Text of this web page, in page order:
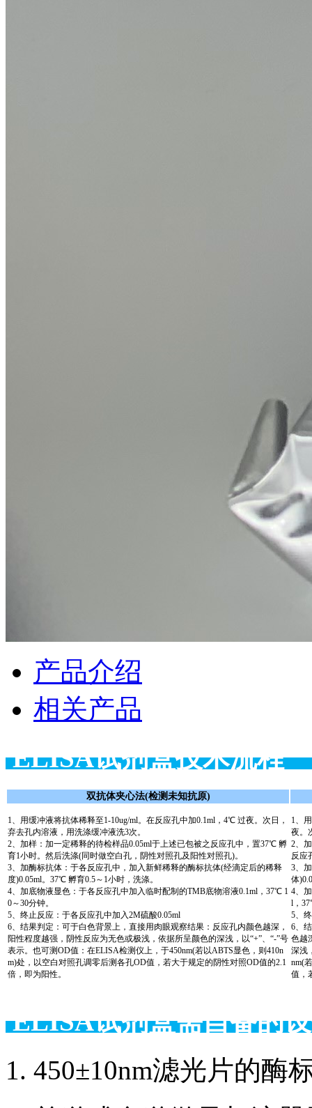
产品介绍
相关产品
ELISA试剂盒技
双抗体夹心法(检测未知抗原)
1、用缓冲液将抗体稀释至1-10ug/ml。在反应孔中加0.1ml，4℃ 过夜。次日，
弃去孔内溶液，用洗涤缓冲液洗3次。
2、加样：加一定稀释的待检样品0.05ml于上述已包被之反应孔中，置37℃ 孵
育1小时。然后洗涤(同时做空白孔，阴性对照孔及阳性对照孔)。
3、加酶标抗体：于各反应孔中，加入新鲜稀释的酶标抗体(经滴定后的稀释
度)0.05ml。37℃ 孵育0.5～1小时，洗涤。
4、加底物液显色：于各反应孔中加入临时配制的TMB底物溶液0.1ml，37℃ 1
0～30分钟。
5、终止反应：于各反应孔中加入2M硫酸0.05ml
6、结果判定：可于白色背景上，直接用肉眼观察结果：反应孔内颜色越深，
阳性程度越强，阴性反应为无色或极浅，依据所呈颜色的深浅，以“+”、“-”号
表示。也可测OD值：在ELISA检测仪上，于450nm(若以ABTS显色，则410n
m)处，以空白对照孔调零后测各孔OD值，若大于规定的阴性对照OD值的2.1
倍，即为阳性。
1、
夜。
2、
反应
3、
体
4、
l，
5、
6、
色越
深浅
nm(
值，
ELISA试剂盒需自备的
1. 450±10nm滤光片的酶